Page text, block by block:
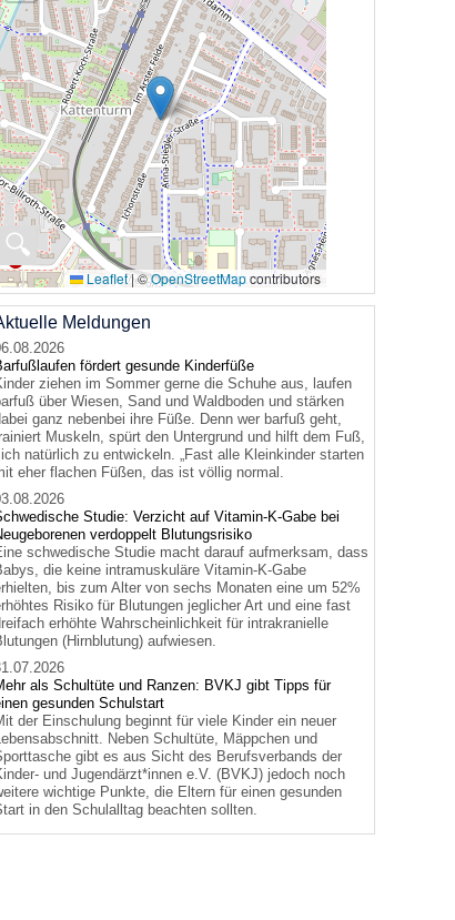
🔍
Leaflet|©OpenStreetMapcontributors
Meldungen
fördert gesunde Kinderfüße
ziehen im Sommer gerne die Schuhe aus, laufen
über Wiesen, Sand und Waldboden und stärken
ganz nebenbei ihre Füße. Denn wer barfuß geht,
Muskeln, spürt den Untergrund und hilft dem Fuß,
natürlich zu entwickeln. „Fast alle Kleinkinder starten
eher flachen Füßen, das ist völlig normal.
Studie: Verzicht auf Vitamin-K-Gabe bei
verdoppelt Blutungsrisiko
schwedische Studie macht darauf aufmerksam, dass
die keine intramuskuläre Vitamin-K-Gabe
bis zum Alter von sechs Monaten eine um 52%
Risiko für Blutungen jeglicher Art und eine fast
erhöhte Wahrscheinlichkeit für intrakranielle
(Hirnblutung) aufwiesen.
als Schultüte und Ranzen: BVKJ gibt Tipps für
gesunden Schulstart
der Einschulung beginnt für viele Kinder ein neuer
Neben Schultüte, Mäppchen und
gibt es aus Sicht des Berufsverbands der
und Jugendärzt*innen e.V. (BVKJ) jedoch noch
wichtige Punkte, die Eltern für einen gesunden
in den Schulalltag beachten sollten.